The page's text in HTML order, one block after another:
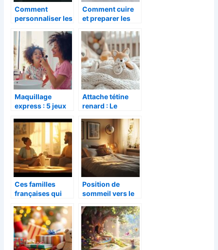
Comment
personnaliser les
Comment cuire
et preparer les
Maquillage
express : 5 jeux
initier les enfants
au face painting
Attache tétine
renard : Le
malicieux de
bébé pour des
sorties sereines
Ces familles
françaises qui
mère porteuse :
parcours et
réalités
Position de
sommeil vers le
réalité pour un
meilleur repos ?